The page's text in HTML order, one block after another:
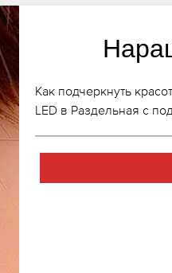
Как подчеркнуть
LED в Раздельная с